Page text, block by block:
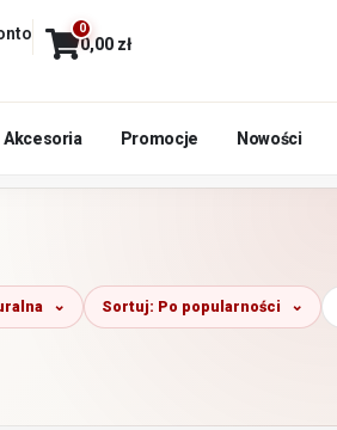
0
0,00 zł
Akcesoria Promocje Nowości
Sortuj: Po popularności